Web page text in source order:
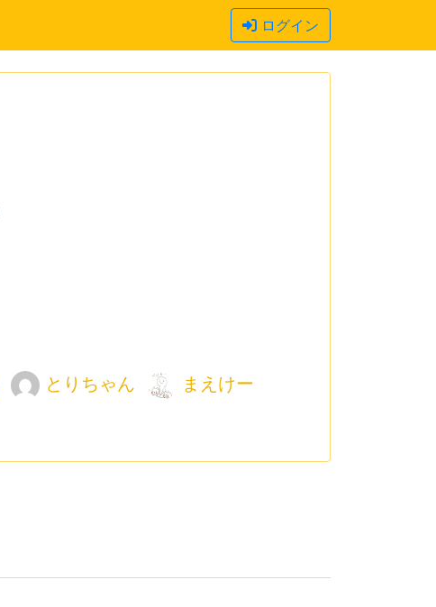
ログイン
とりちゃん
まえけー